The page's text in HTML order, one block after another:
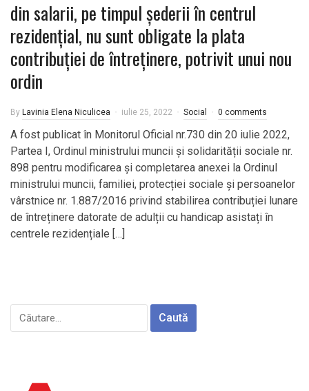
din salarii, pe timpul șederii în centrul
rezidențial, nu sunt obligate la plata
contribuției de întreținere, potrivit unui nou
ordin
By Lavinia Elena Niculicea iulie 25, 2022 Social 0 comments
A fost publicat în Monitorul Oficial nr.730 din 20 iulie 2022,
Partea I, Ordinul ministrului muncii și solidarității sociale nr.
898 pentru modificarea și completarea anexei la Ordinul
ministrului muncii, familiei, protecției sociale și persoanelor
vârstnice nr. 1.887/2016 privind stabilirea contribuției lunare
de întreținere datorate de adulții cu handicap asistați în
centrele rezidențiale […]
Caută
după: